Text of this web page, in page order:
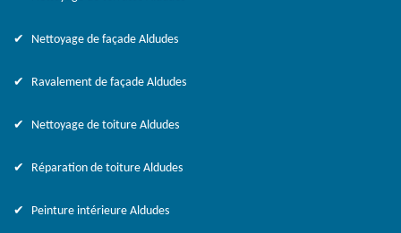
Nettoyage de façade Aldudes
Ravalement de façade Aldudes
Nettoyage de toiture Aldudes
Réparation de toiture Aldudes
Peinture intérieure Aldudes